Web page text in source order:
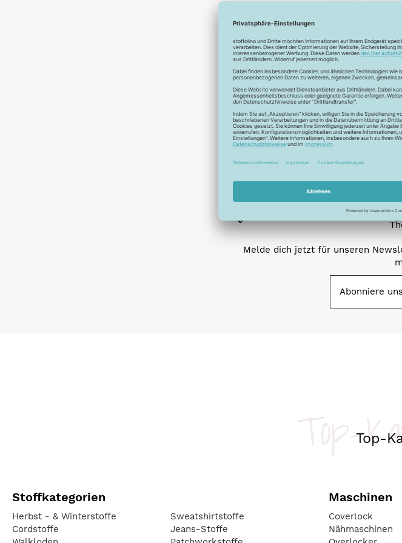
Abonniere jetzt unseren exklusiven
Aktionen und Rabatte: Als
von unseren
Neue Stoffe entdecken:
neuesten Stofftrends der
Inspiration: Lass dich von
inspirieren! Wir teilen mit dir
Veranstaltungen: Kein
anderen von
Gewinnspiele: Sichere dir
Melde dich jetzt für unseren
Abonniere
Top-
Top-
Stoffkategorien
Herbst - & Winterstoffe
Cordstoffe
Sweatshirtstoffe
Jeans-Stoffe
Maschinen
Coverlock
Nähmaschinen